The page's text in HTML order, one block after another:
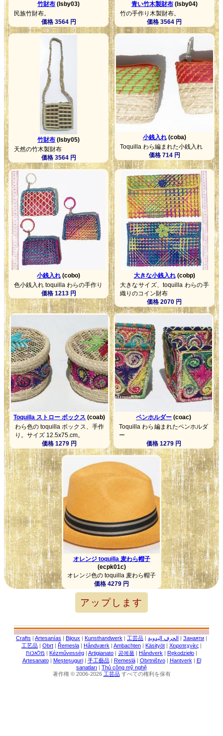
竹財布 (lsby03)
民族竹財布。
価格 3564 円
青い竹木製財布(lsby04)
竹の手作り木製財布。
価格 3564 円
竹財布 (lsby05)
天然の竹木製財布
価格 3564 円
小銭入れ(coba)
Toquilla わら編まれた小銭入れ
価格 714 円
小銭入れ (cobo)
色小銭入れ toquilla わらの手作り
価格 1213 円
大きな小銭入れ(cobp)
大きなサイズ、toquilla わらの手
織りのコイン財布
価格 2070 円
Toquilla ストロー ボックス (coab)
わら色の toquilla ボックス、手作
り。サイズ 12.5x75.cm。
価格 1279 円
ペンホルダー (coac)
Toquilla わら編まれたペンホルダ
ー
価格 1279 円
オレンジ toquilla 麦わら帽子
(ecpk01c)
オレンジ色の toquilla 麦わら帽子
価格 4279 円
アップします
Crafts | Artesanías | Bijoux | Kunsthandwerk | 工芸品 | الحرف اليدوية | Занаяти |
工艺品 | Obrt | Řemesla | Håndværk | Ambachten | Käsityöt | Χειροτεχνίες |
מלאכות | Kézművesség | Artigianato | 공예품 | Håndverk | Rękodzieło |
Artesanato| Meșteșuguri| 手工藝品| Remeslá| Obrtništvo| Hantverk | El
sanatları | Thủ công mỹ nghệ
著作権 © 2006-2026 工芸品すべての権利を保有